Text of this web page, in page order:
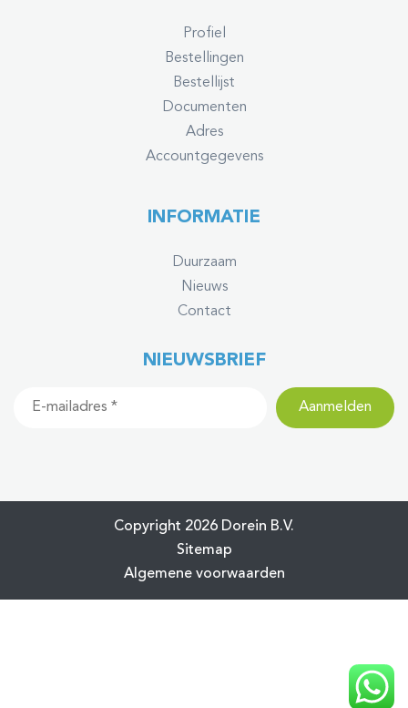
Profiel
Bestellingen
Bestellijst
Documenten
Adres
Accountgegevens
INFORMATIE
Duurzaam
Nieuws
Contact
NIEUWSBRIEF
Copyright 2026 Dorein B.V.
Sitemap
Algemene voorwaarden